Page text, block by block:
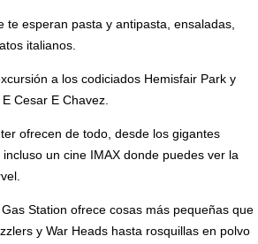
te esperan pasta y antipasta, ensaladas,
italianos.
a los codiciados Hemisfair Park y
Cesar E Chavez.
ofrecen de todo, desde los gigantes
un cine IMAX donde puedes ver la
Station ofrece cosas más pequeñas que
y War Heads hasta rosquillas en polvo